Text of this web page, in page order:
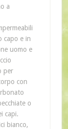
a
capo e in
uomo e
per
con
o
capi.
bianco,